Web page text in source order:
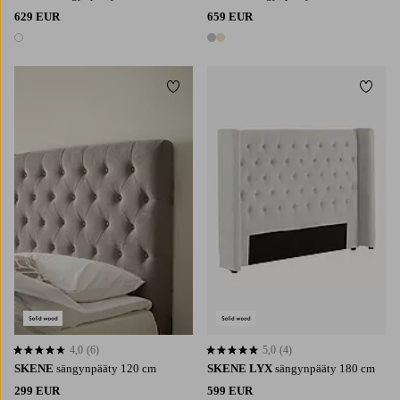
629 EUR
1 väri
659 EUR
2 värejä
SKENE sängynpääty 120 cm
299 EUR
4,0 perustuen 6 arvosanaan
4,0 (6)
Lisää suosikkeihin
SKENE LYX sängynpääty 180 cm
599 EUR
5,0 perustuen 4 arvosanaan
5,0 (4)
Lisää